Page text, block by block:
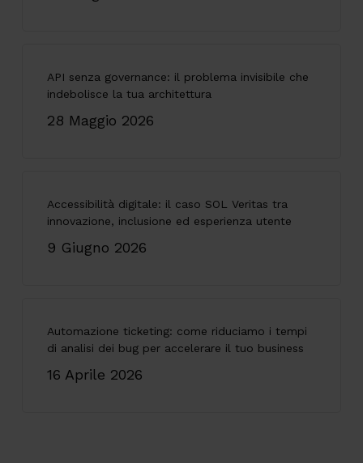
API senza governance: il problema invisibile che
indebolisce la tua architettura
28 Maggio 2026
Accessibilità digitale: il caso SOL Veritas tra
innovazione, inclusione ed esperienza utente
9 Giugno 2026
Automazione ticketing: come riduciamo i tempi
di analisi dei bug per accelerare il tuo business
16 Aprile 2026